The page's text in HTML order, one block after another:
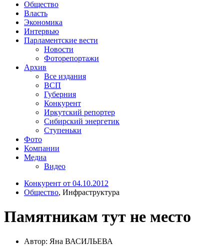
Общество
Власть
Экономика
Интервью
Парламентские вести
Новости
Фоторепортажи
Архив
Все издания
ВСП
Губерния
Конкурент
Иркутский репортер
Сибирский энергетик
Ступеньки
Фото
Компании
Медиа
Видео
Конкурент от 04.10.2012
Общество, Инфраструктура
Памятникам тут не место
Автор: Яна ВАСИЛЬЕВА